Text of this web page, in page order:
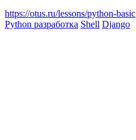
https://otus.ru/lessons/python-basic
Python разработка Shell Django